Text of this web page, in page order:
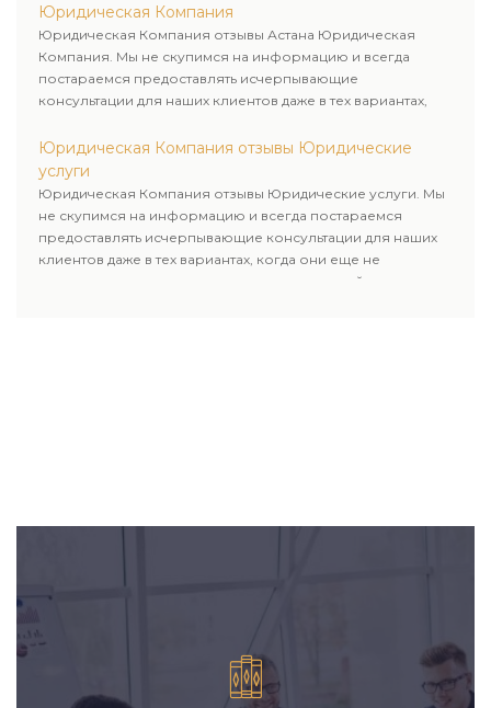
Юридическая Компания
Юридическая Компания отзывы Астана Юридическая
Компания. Мы не скупимся на информацию и всегда
постараемся предоставлять исчерпывающие
консультации для наших клиентов даже в тех вариантах,
нашей компании.
Юридическая Компания отзывы Юридические
услуги
Юридическая Компания отзывы Юридические услуги. Мы
не скупимся на информацию и всегда постараемся
предоставлять исчерпывающие консультации для наших
клиентов даже в тех вариантах, когда они еще не
пользовались юридическими услугами нашей компании.